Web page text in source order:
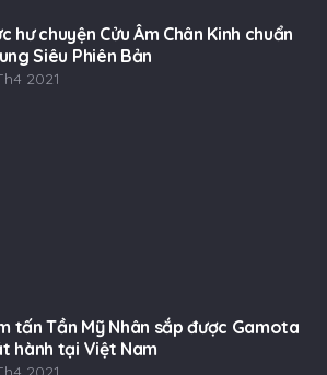
hư chuyện Cửu Âm Chân Kinh chuẩn
Siêu Phiên Bản
2021
tấn Tần Mỹ Nhân sắp được Gamota
hành tại Việt Nam